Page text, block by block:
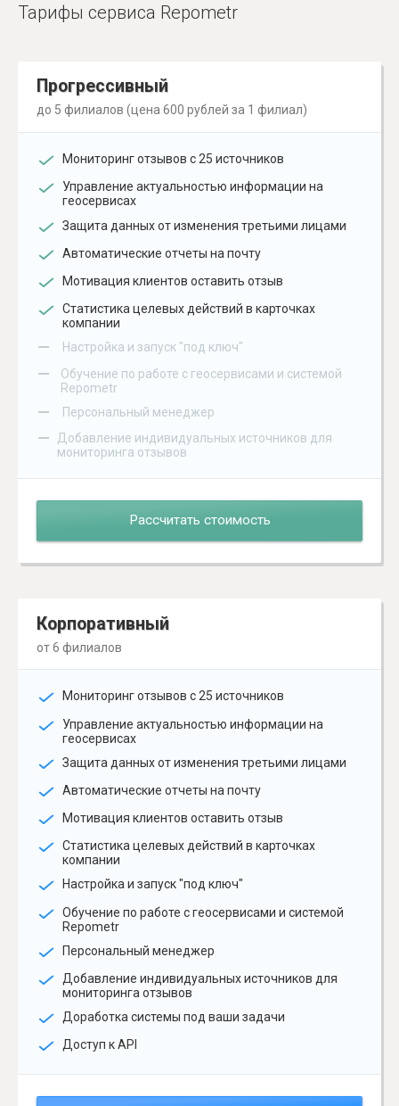
Тарифы сервиса Repometr
Прогрессивный
до 5 филиалов (цена 600 рублей за 1 филиал)
Мониторинг отзывов с 25 источников
Управление актуальностью информации на
геосервисах
Защита данных от изменения третьими лицами
Автоматические отчеты на почту
Мотивация клиентов оставить отзыв
Статистика целевых действий в карточках
компании
– Настройка и запуск "под ключ"
–
Обучение по работе с геосервисами и системой
Repometr
– Персональный менеджер
–
Добавление индивидуальных источников для
мониторинга отзывов
Рассчитать стоимость
Корпоративный
от 6 филиалов
Мониторинг отзывов с 25 источников
Управление актуальностью информации на
геосервисах
Защита данных от изменения третьими лицами
Автоматические отчеты на почту
Мотивация клиентов оставить отзыв
Статистика целевых действий в карточках
компании
Настройка и запуск "под ключ"
Обучение по работе с геосервисами и системой
Repometr
Персональный менеджер
Добавление индивидуальных источников для
мониторинга отзывов
Доработка системы под ваши задачи
Доступ к API